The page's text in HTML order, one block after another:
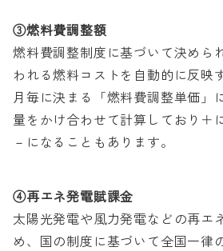
③燃料費調整額
燃料費調整制度に基づいて決めら
われる燃料コストを自動的に反映
月毎に決まる「燃料費調整単価」
量をかけ合わせて計算しており＋
－になることもあります。
④再エネ発電賦課金
太陽光発電や風力発電などの再エ
め、国の制度に基づいて全国一律